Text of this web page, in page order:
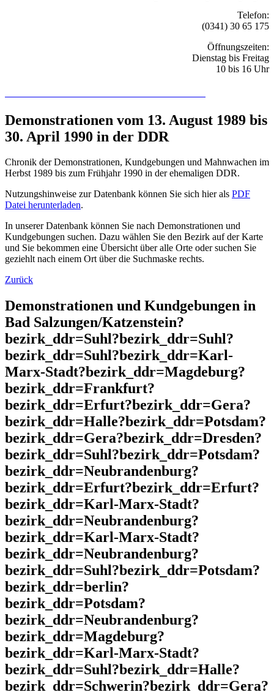
Telefon:
(0341) 30 65 175
Öffnungszeiten:
Dienstag bis Freitag
10 bis 16 Uhr
Demonstrationen vom 13. August 1989 bis
30. April 1990 in der DDR
Chronik der Demonstrationen, Kundgebungen und Mahnwachen im
Herbst 1989 bis zum Frühjahr 1990 in der ehemaligen DDR.
Nutzungshinweise zur Datenbank können Sie sich hier als PDF
Datei herunterladen.
In unserer Datenbank können Sie nach Demonstrationen und
Kundgebungen suchen. Dazu wählen Sie den Bezirk auf der Karte
und Sie bekommen eine Übersicht über alle Orte oder suchen Sie
geziehlt nach einem Ort über die Suchmaske rechts.
Zurück
Demonstrationen und Kundgebungen in
Bad Salzungen/Katzenstein?
bezirk_ddr=Suhl?bezirk_ddr=Suhl?
bezirk_ddr=Suhl?bezirk_ddr=Karl-
Marx-Stadt?bezirk_ddr=Magdeburg?
bezirk_ddr=Frankfurt?
bezirk_ddr=Erfurt?bezirk_ddr=Gera?
bezirk_ddr=Halle?bezirk_ddr=Potsdam?
bezirk_ddr=Gera?bezirk_ddr=Dresden?
bezirk_ddr=Suhl?bezirk_ddr=Potsdam?
bezirk_ddr=Neubrandenburg?
bezirk_ddr=Erfurt?bezirk_ddr=Erfurt?
bezirk_ddr=Karl-Marx-Stadt?
bezirk_ddr=Neubrandenburg?
bezirk_ddr=Karl-Marx-Stadt?
bezirk_ddr=Neubrandenburg?
bezirk_ddr=Suhl?bezirk_ddr=Potsdam?
bezirk_ddr=berlin?
bezirk_ddr=Potsdam?
bezirk_ddr=Neubrandenburg?
bezirk_ddr=Magdeburg?
bezirk_ddr=Karl-Marx-Stadt?
bezirk_ddr=Suhl?bezirk_ddr=Halle?
bezirk_ddr=Schwerin?bezirk_ddr=Gera?